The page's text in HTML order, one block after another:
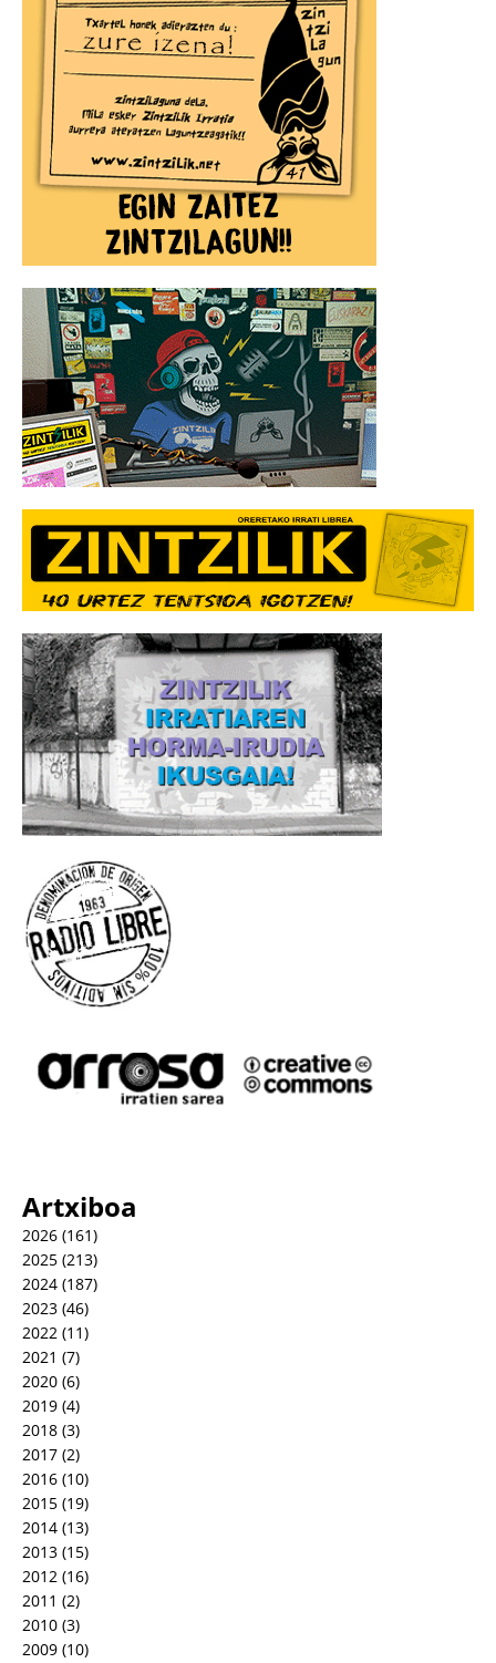
Artxiboa
2026 (161)
2025 (213)
2024 (187)
2023 (46)
2022 (11)
2021 (7)
2020 (6)
2019 (4)
2018 (3)
2017 (2)
2016 (10)
2015 (19)
2014 (13)
2013 (15)
2012 (16)
2011 (2)
2010 (3)
2009 (10)